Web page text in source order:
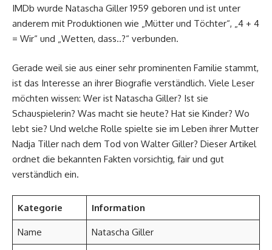
IMDb wurde Natascha Giller 1959 geboren und ist unter
anderem mit Produktionen wie „Mütter und Töchter“, „4 + 4
= Wir“ und „Wetten, dass..?“ verbunden.
Gerade weil sie aus einer sehr prominenten Familie stammt,
ist das Interesse an ihrer Biografie verständlich. Viele Leser
möchten wissen: Wer ist Natascha Giller? Ist sie
Schauspielerin? Was macht sie heute? Hat sie Kinder? Wo
lebt sie? Und welche Rolle spielte sie im Leben ihrer Mutter
Nadja Tiller nach dem Tod von Walter Giller? Dieser Artikel
ordnet die bekannten Fakten vorsichtig, fair und gut
verständlich ein.
Kategorie Information
Name Natascha Giller